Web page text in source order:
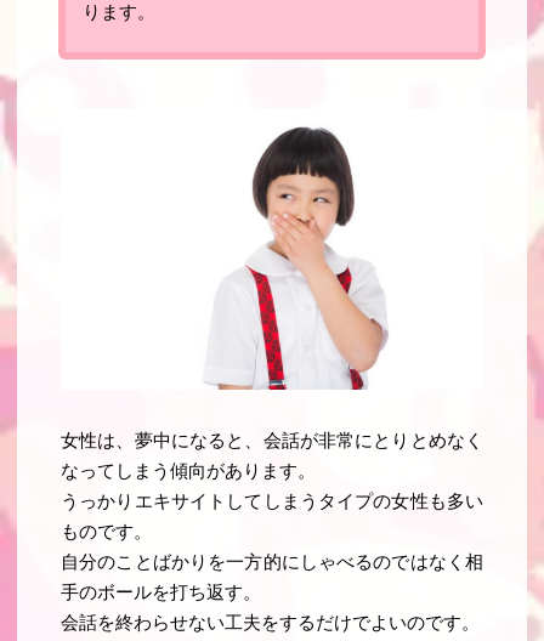
ります。
女性は、夢中になると、会話が非常にとりとめなく
なってしまう傾向があります。
うっかりエキサイトしてしまうタイプの女性も多い
ものです。
自分のことばかりを一方的にしゃべるのではなく相
手のボールを打ち返す。
会話を終わらせない工夫をするだけでよいのです。